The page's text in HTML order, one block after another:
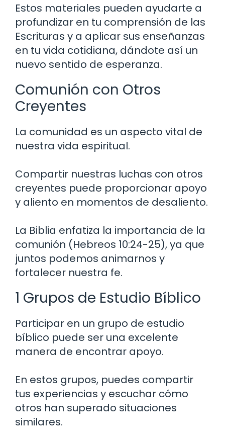
Estos materiales pueden ayudarte a
profundizar en tu comprensión de las
Escrituras y a aplicar sus enseñanzas
en tu vida cotidiana, dándote así un
nuevo sentido de esperanza.
Comunión con Otros
Creyentes
La comunidad es un aspecto vital de
nuestra vida espiritual.
Compartir nuestras luchas con otros
creyentes puede proporcionar apoyo
y aliento en momentos de desaliento.
La Biblia enfatiza la importancia de la
comunión (Hebreos 10:24-25), ya que
juntos podemos animarnos y
fortalecer nuestra fe.
1 Grupos de Estudio Bíblico
Participar en un grupo de estudio
bíblico puede ser una excelente
manera de encontrar apoyo.
En estos grupos, puedes compartir
tus experiencias y escuchar cómo
otros han superado situaciones
similares.